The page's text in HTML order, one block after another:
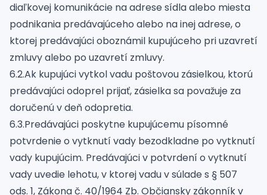
diaľkovej komunikácie na adrese sídla alebo miesta
podnikania predávajúceho alebo na inej adrese, o
ktorej predávajúci oboznámil kupujúceho pri uzavretí
zmluvy alebo po uzavretí zmluvy.
6.2.Ak kupujúci vytkol vadu poštovou zásielkou, ktorú
predávajúci odoprel prijať, zásielka sa považuje za
doručenú v deň odopretia.
6.3.Predávajúci poskytne kupujúcemu písomné
potvrdenie o vytknutí vady bezodkladne po vytknutí
vady kupujúcim. Predávajúci v potvrdení o vytknutí
vady uvedie lehotu, v ktorej vadu v súlade s § 507
ods. 1, Zákona č. 40/1964 Zb. Občiansky zákonník v